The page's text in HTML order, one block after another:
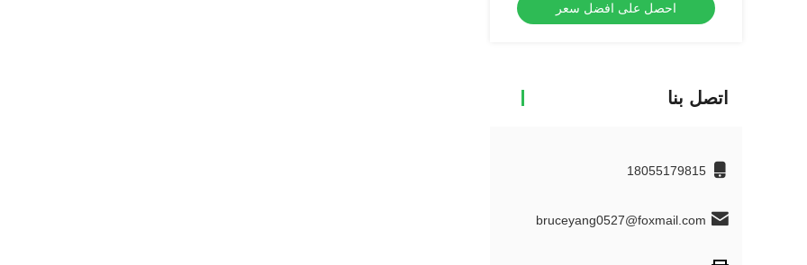
احصل على افضل سعر
اتصل بنا
18055179815
bruceyang0527@foxmail.com